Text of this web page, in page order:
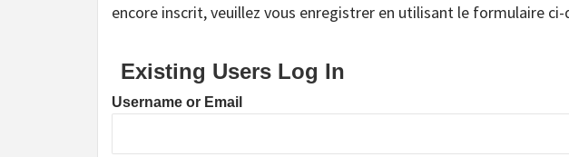
encore inscrit, veuillez vous enregistrer en utilisant le formulaire ci-
Existing Users Log In
Username or Email